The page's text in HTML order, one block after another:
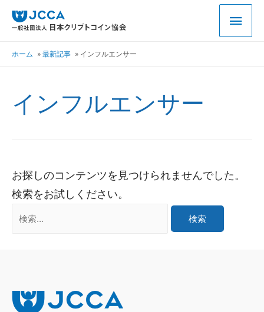
ホーム 最新記事 インフルエンサー
インフルエンサー
お探しのコンテンツを見つけられませんでした。
検索をお試しください。